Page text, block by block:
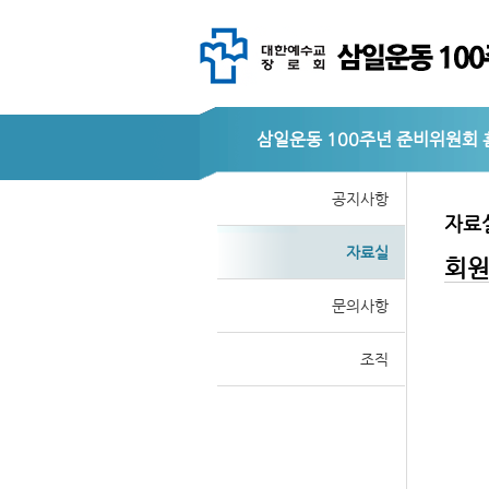
삼일운동 100주년 준비위원회
공지사항
자료실
문의사항
조직
자료
회